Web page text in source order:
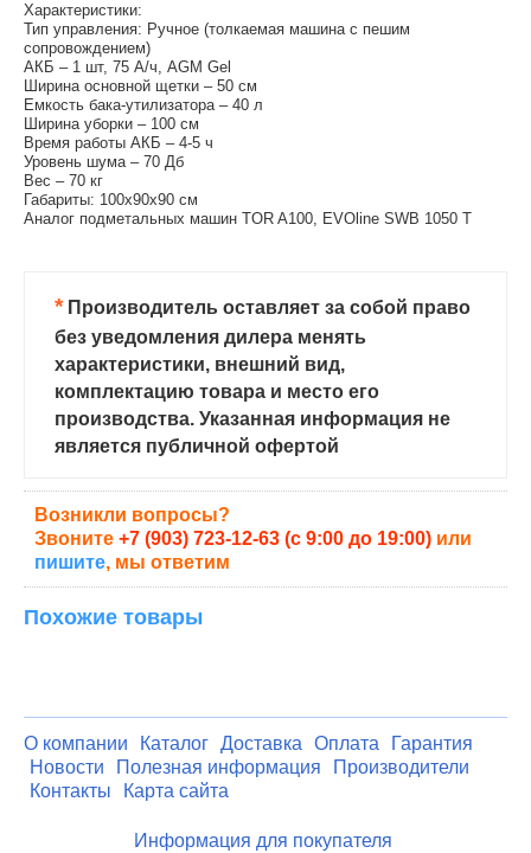
Характеристики:
Тип управления: Ручное (толкаемая машина с пешим
сопровождением)
АКБ – 1 шт, 75 А/ч, AGM Gel
Ширина основной щетки – 50 см
Емкость бака-утилизатора – 40 л
Ширина уборки – 100 см
Время работы АКБ – 4-5 ч
Уровень шума – 70 Дб
Вес – 70 кг
Габариты: 100х90х90 см
Аналог подметальных машин TOR A100, EVOline SWB 1050 T
*Производитель оставляет за собой право
без уведомления дилера менять
характеристики, внешний вид,
комплектацию товара и место его
производства. Указанная информация не
является публичной офертой
Возникли вопросы?
Звоните +7 (903) 723-12-63 (с 9:00 до 19:00) или
пишите, мы ответим
Похожие товары
О компании Каталог Доставка Оплата
Гарантия
Новости
Полезная информация
Производители
Контакты
Карта сайта
Информация для покупателя